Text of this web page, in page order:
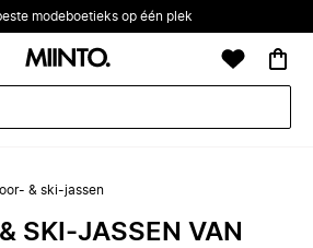
modeboetieks op één plek
& ski-jassen
SKI-JASSEN VAN